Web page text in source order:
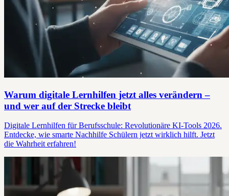
Warum digitale Lernhilfen jetzt alles verändern –
und wer auf der Strecke bleibt
Digitale Lernhilfen für Berufsschule: Revolutionäre KI-Tools 2026.
Entdecke, wie smarte Nachhilfe Schülern jetzt wirklich hilft. Jetzt
die Wahrheit erfahren!